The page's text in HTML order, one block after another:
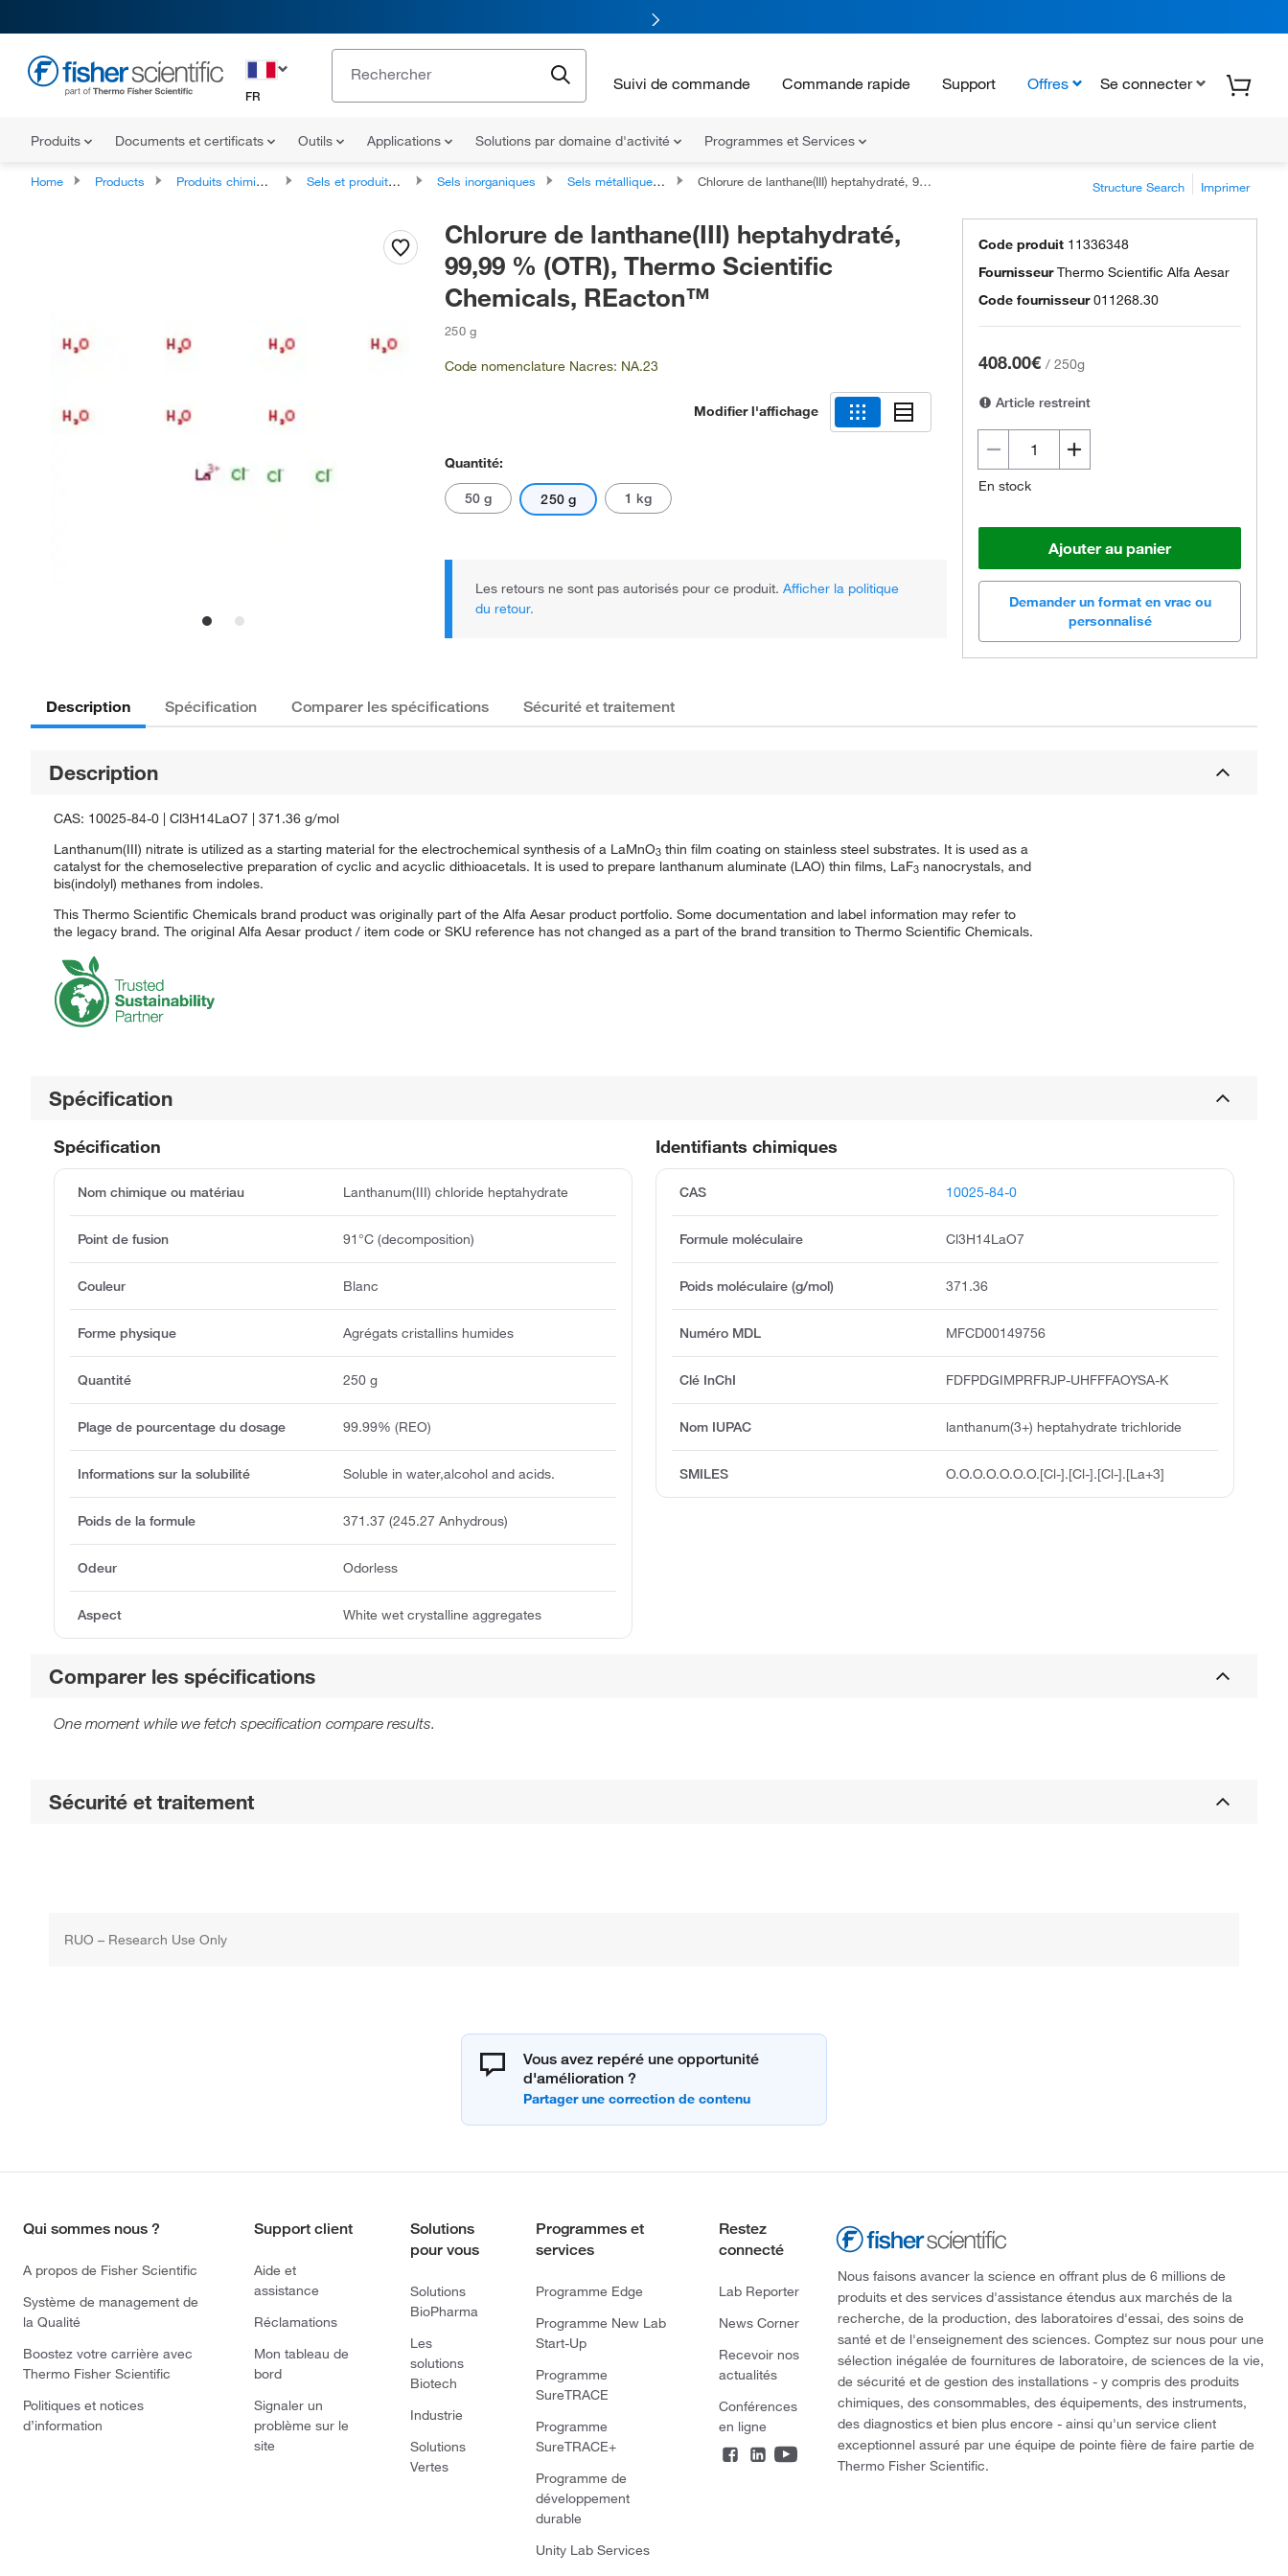
FR
Suivi de commande Commande rapide Support Offres Se connecter
Produits Documents et certificats Outils Applications Solutions par domaine d'activité Programmes et Services
Home Products Produits chimiques Sels et produits inorganiques Sels inorganiques Sels métalliques de transition Chlorure de lanthane(III) heptahydraté, 99,99 % (OTR), Thermo Scientific Chemicals, REacton™ Structure Search Imprimer
Chlorure de lanthane(III) heptahydraté,
99,99 % (OTR), Thermo Scientific
Chemicals, REacton™
250 g
Code nomenclature Nacres: NA.23
Modifier l'affichage
Quantité:
50 g 250 g 1 kg
Les retours ne sont pas autorisés pour ce produit. Afficher la politique
du retour.
Code produit 11336348
FournisseurThermo Scientific Alfa Aesar
Code fournisseur 011268.30
408.00€ / 250g
Article restreint
En stock
Ajouter au panier
Demander un format en vrac ou
personnalisé
Description Spécification Comparer les spécifications Sécurité et traitement
Description
CAS: 10025-84-0 | Cl3H14LaO7 | 371.36 g/mol
Lanthanum(III) nitrate is utilized as a starting material for the electrochemical synthesis of a LaMnO3 thin film coating on stainless steel substrates. It is used as a
catalyst for the chemoselective preparation of cyclic and acyclic dithioacetals. It is used to prepare lanthanum aluminate (LAO) thin films, LaF3 nanocrystals, and
bis(indolyl) methanes from indoles.
This Thermo Scientific Chemicals brand product was originally part of the Alfa Aesar product portfolio. Some documentation and label information may refer to
the legacy brand. The original Alfa Aesar product / item code or SKU reference has not changed as a part of the brand transition to Thermo Scientific Chemicals.
Spécification
Identifiants chimiques
CAS 10025-84-0
Formule moléculaire Cl3H14LaO7
Poids moléculaire (g/mol) 371.36
Numéro MDL MFCD00149756
Clé InChI FDFPDGIMPRFRJP-UHFFFAOYSA-K
Nom IUPAC lanthanum(3+) heptahydrate trichloride
SMILES O.O.O.O.O.O.O.[Cl-].[Cl-].[Cl-].[La+3]
Spécification
Nom chimique ou matériau Lanthanum(III) chloride heptahydrate
Point de fusion 91°C (decomposition)
Couleur Blanc
Forme physique Agrégats cristallins humides
Quantité 250 g
Plage de pourcentage du dosage 99.99% (REO)
Informations sur la solubilité Soluble in water,alcohol and acids.
Poids de la formule 371.37 (245.27 Anhydrous)
Odeur Odorless
Aspect White wet crystalline aggregates
Comparer les spécifications
One moment while we fetch specification compare results.
Sécurité et traitement
RUO – Research Use Only
Vous avez repéré une opportunité
d'amélioration ?
Qui sommes nous ?
A propos de Fisher Scientific
Système de management de
la Qualité
Boostez votre carrière avec
Thermo Fisher Scientific
Politiques et notices
d’information
Support client
Aide et
assistance
Réclamations
Mon tableau de
bord
Signaler un
problème sur le
site
Solutions
pour vous
Solutions
BioPharma
Les
solutions
Biotech
Industrie
Solutions
Vertes
Programmes et
services
Programme Edge
Programme New Lab
Start-Up
Programme
SureTRACE
Programme
SureTRACE+
Programme de
développement
durable
Unity Lab Services
Restez
connecté
Lab Reporter
News Corner
Recevoir nos
actualités
Conférences
en ligne
Nous faisons avancer la science en offrant plus de 6 millions de
produits et des services d'assistance étendus aux marchés de la
recherche, de la production, des laboratoires d'essai, des soins de
santé et de l'enseignement des sciences. Comptez sur nous pour une
sélection inégalée de fournitures de laboratoire, de sciences de la vie,
de sécurité et de gestion des installations - y compris des produits
chimiques, des consommables, des équipements, des instruments,
des diagnostics et bien plus encore - ainsi qu'un service client
exceptionnel assuré par une équipe de pointe fière de faire partie de
Thermo Fisher Scientific.